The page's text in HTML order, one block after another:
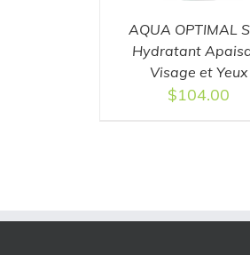
AQUA OPTIMAL
Hydratant
Visage et Yeux
$104.00